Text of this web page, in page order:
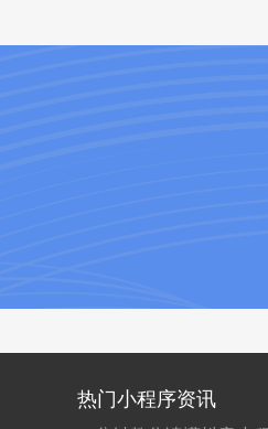
热门小程序资讯